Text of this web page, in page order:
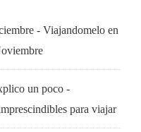
- Viajandomelo en
un poco -
para viajar